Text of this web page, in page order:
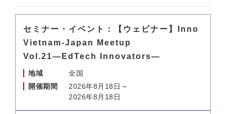
セミナー・イベント：【ウェビナー】Inno
Vietnam-Japan Meetup
Vol.21―EdTech Innovators―
地域
全国
開催期間
2026年8月18日～
2026年8月18日